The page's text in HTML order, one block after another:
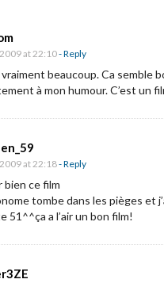
at 22:10- Reply
vraiment beaucoup. Ca
à mon humour. C’est un
at 22:18- Reply
bien ce film
tombe dans les pièges et
51^^ça a l’air un bon film!